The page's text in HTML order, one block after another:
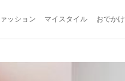
ッション マイスタイル おでかけ